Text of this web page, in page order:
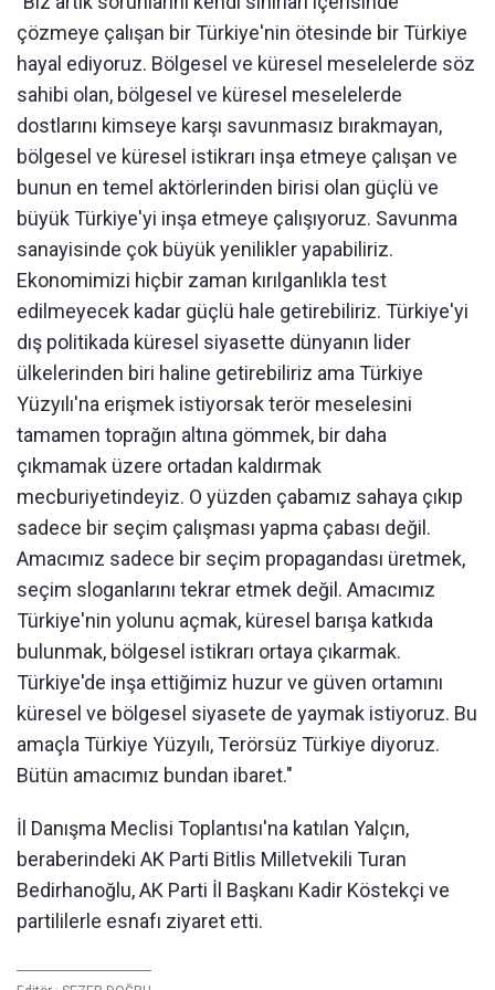
çözmeye çalışan bir Türkiye'nin ötesinde bir Türkiye
hayal ediyoruz. Bölgesel ve küresel meselelerde söz
sahibi olan, bölgesel ve küresel meselelerde
dostlarını kimseye karşı savunmasız bırakmayan,
bölgesel ve küresel istikrarı inşa etmeye çalışan ve
bunun en temel aktörlerinden birisi olan güçlü ve
büyük Türkiye'yi inşa etmeye çalışıyoruz. Savunma
sanayisinde çok büyük yenilikler yapabiliriz.
Ekonomimizi hiçbir zaman kırılganlıkla test
edilmeyecek kadar güçlü hale getirebiliriz. Türkiye'yi
dış politikada küresel siyasette dünyanın lider
ülkelerinden biri haline getirebiliriz ama Türkiye
Yüzyılı'na erişmek istiyorsak terör meselesini
tamamen toprağın altına gömmek, bir daha
çıkmamak üzere ortadan kaldırmak
mecburiyetindeyiz. O yüzden çabamız sahaya çıkıp
sadece bir seçim çalışması yapma çabası değil.
Amacımız sadece bir seçim propagandası üretmek,
seçim sloganlarını tekrar etmek değil. Amacımız
Türkiye'nin yolunu açmak, küresel barışa katkıda
bulunmak, bölgesel istikrarı ortaya çıkarmak.
Türkiye'de inşa ettiğimiz huzur ve güven ortamını
küresel ve bölgesel siyasete de yaymak istiyoruz. Bu
amaçla Türkiye Yüzyılı, Terörsüz Türkiye diyoruz.
Bütün amacımız bundan ibaret."
İl Danışma Meclisi Toplantısı'na katılan Yalçın,
beraberindeki AK Parti Bitlis Milletvekili Turan
Bedirhanoğlu, AK Parti İl Başkanı Kadir Köstekçi ve
partililerle esnafı ziyaret etti.